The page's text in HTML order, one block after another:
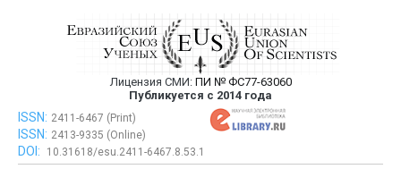
Евразийский Союз Ученых —
публикация научных статей в
ежемесячном научном журнале
Лицензия СМИ: ПИ № ФС77-63060
Публикуется с 2014 года
Евразийский Союз Ученых — публикация научных статей в
ежемесячном научном журнале
ISSN: 2411-6467 (Print)
ISSN: 2413-9335 (Online)
DOI:
10.31618/esu.2411-6467.8.53.1